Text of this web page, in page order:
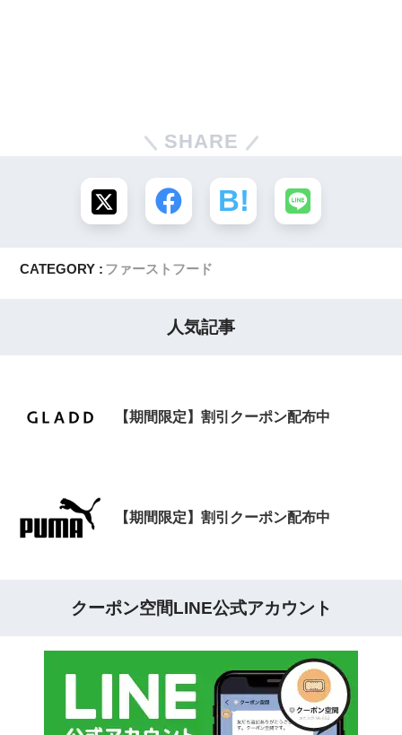
SHARE
CATEGORY : ファーストフード
人気記事
【期間限定】割引クーポン配布中
【期間限定】割引クーポン配布中
クーポン空間LINE公式アカウント